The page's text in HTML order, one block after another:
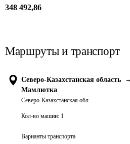
348 492,86
Маршруты и транспорт
Северо-Казахстанская область
→
Мамлютка
Северо-Казахстанская обл.
Кол-во машин: 1
Варианты транспорта